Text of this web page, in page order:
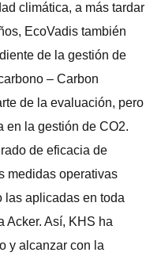
climática, a más tardar
EcoVadis también
de la gestión de
– Carbon
de la evaluación, pero
en la gestión de CO2.
de eficacia de
medidas operativas
las aplicadas en toda
Acker. Así, KHS ha
y alcanzar con la